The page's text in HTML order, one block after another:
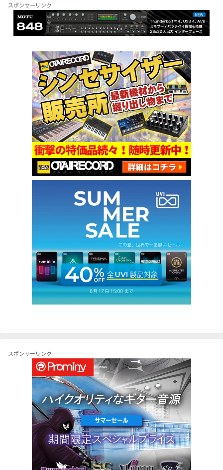
スポンサーリンク
スポンサーリンク